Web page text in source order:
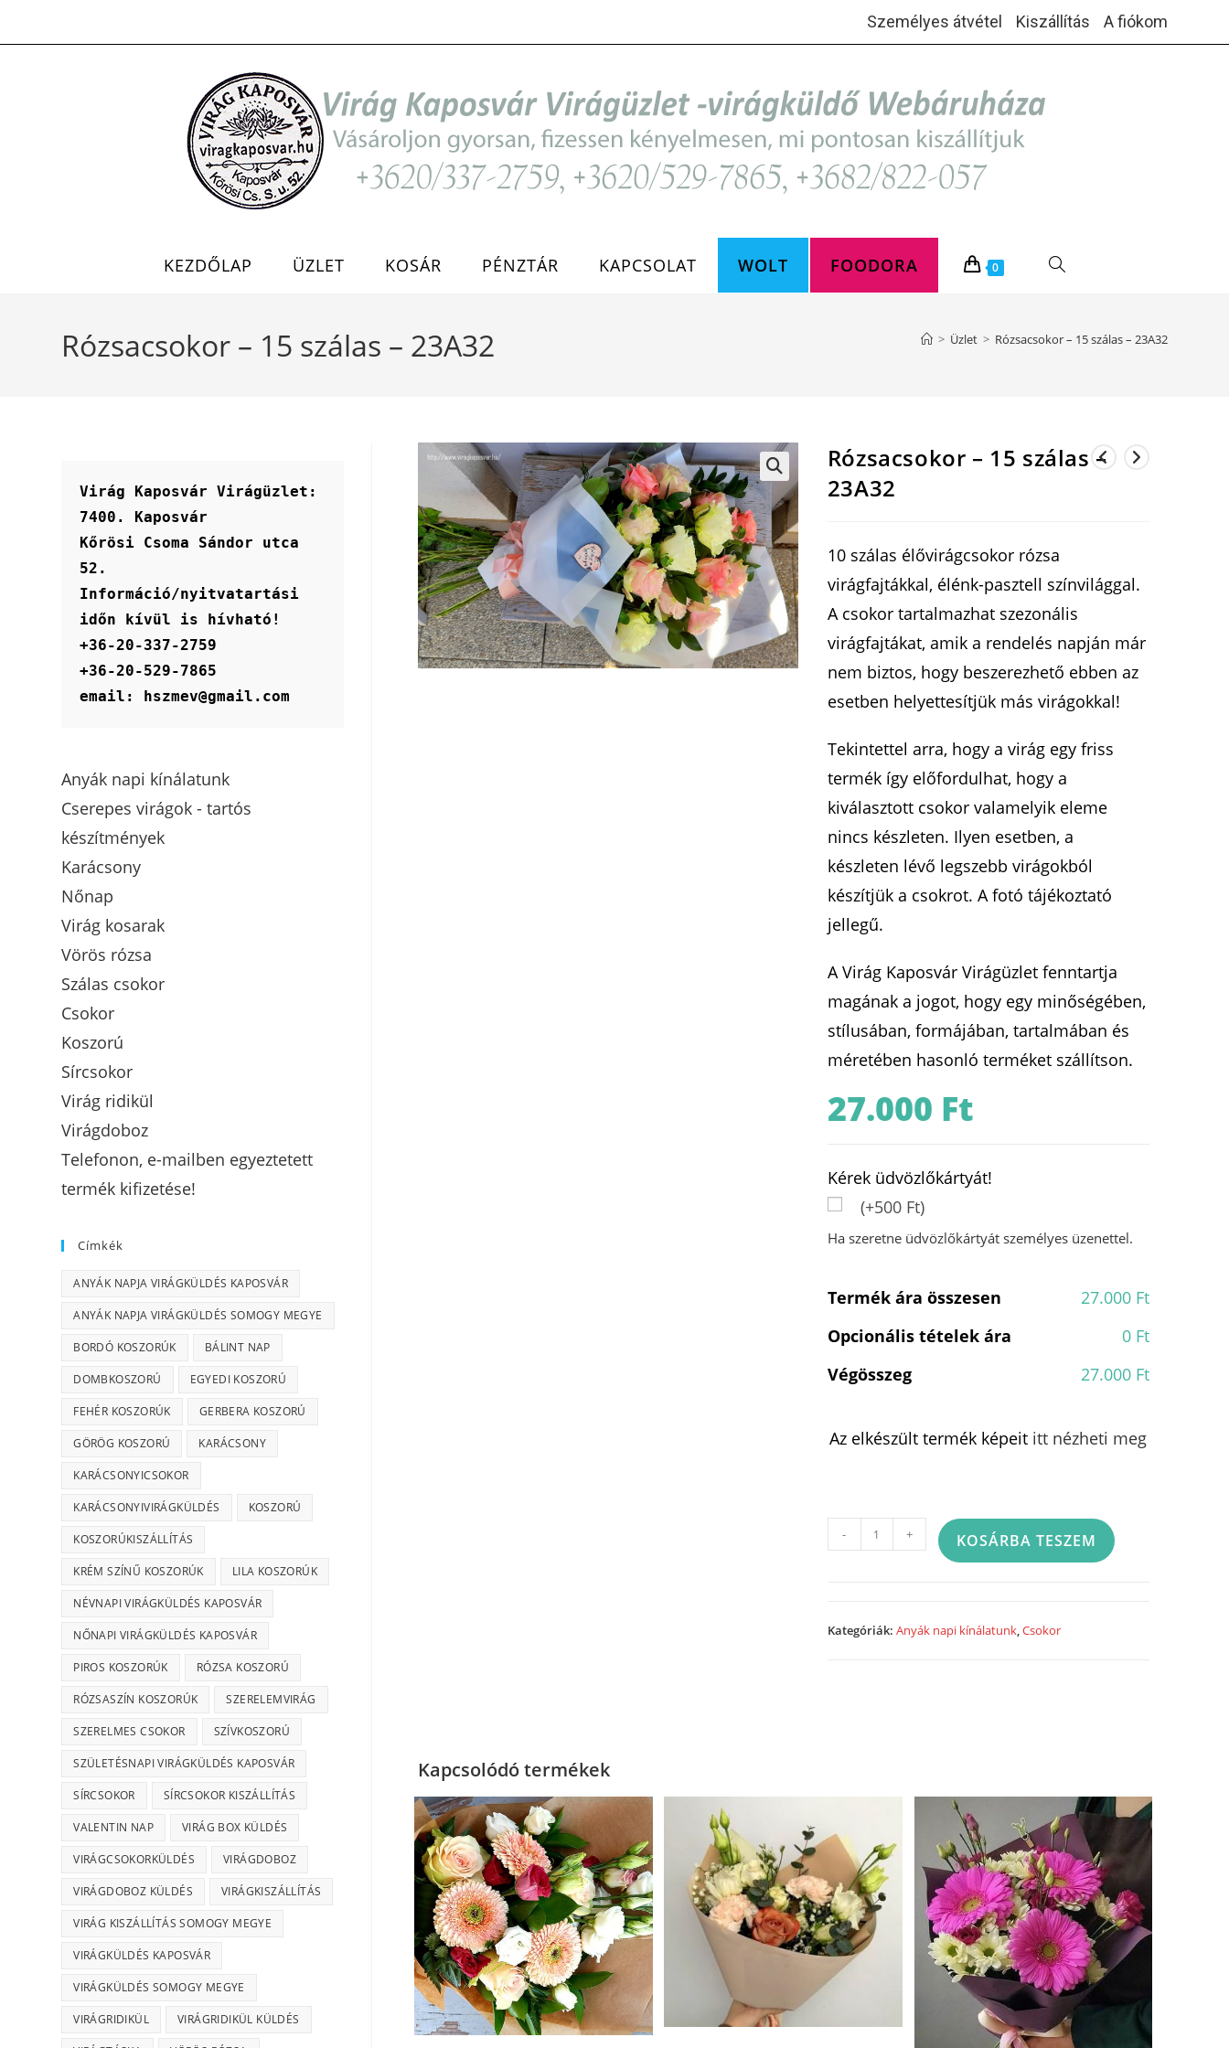
Személyes átvétel Kiszállítás A fiókom
KEZDŐLAP ÜZLET KOSÁR PÉNZTÁR KAPCSOLAT WOLT FOODORA 0 TOGGLE
Rózsacsokor – 15 szálas – 23A32 > Üzlet > Rózsacsokor – 15 szálas – 23A32
Rózsacsokor – 15 szálas –
23A32
10 szálas élővirágcsokor rózsa
virágfajtákkal, élénk-pasztell színvilággal.
A csokor tartalmazhat szezonális
virágfajtákat, amik a rendelés napján már
nem biztos, hogy beszerezhető ebben az
esetben helyettesítjük más virágokkal!
Tekintettel arra, hogy a virág egy friss
termék így előfordulhat, hogy a
kiválasztott csokor valamelyik eleme
nincs készleten. Ilyen esetben, a
készleten lévő legszebb virágokból
készítjük a csokrot. A fotó tájékoztató
jellegű.
A Virág Kaposvár Virágüzlet fenntartja
magának a jogot, hogy egy minőségében,
stílusában, formájában, tartalmában és
méretében hasonló terméket szállítson.
27.000 Ft
Kérek üdvözlőkártyát!
(+500 Ft)
Ha szeretne üdvözlőkártyát személyes üzenettel.
Termék ára összesen
27.000 Ft
Opcionális tételek ára
0 Ft
Végösszeg
27.000 Ft
Az elkészült termék képeit itt nézheti meg
Rózsacsokor
-
23A32
- + KOSÁRBA TESZEM
Kategóriák: Anyák napi kínálatunk,Csokor
Kapcsolódó termékek
Virág Kaposvár Virágüzlet:
7400. Kaposvár
Kőrösi Csoma Sándor utca
52.
Információ/nyitvatartási
időn kívül is hívható!
+36-20-337-2759
+36-20-529-7865
email: hszmev@gmail.com
Anyák napi kínálatunk
Cserepes virágok - tartós
készítmények
Karácsony
Nőnap
Virág kosarak
Vörös rózsa
Szálas csokor
Csokor
Koszorú
Sírcsokor
Virág ridikül
Virágdoboz
Telefonon, e-mailben egyeztetett
termék kifizetése!
Címkék
ANYÁK NAPJA VIRÁGKÜLDÉS KAPOSVÁR
ANYÁK NAPJA VIRÁGKÜLDÉS SOMOGY MEGYE
BORDÓ KOSZORÚK BÁLINT NAP
DOMBKOSZORÚ EGYEDI KOSZORÚ
FEHÉR KOSZORÚK GERBERA KOSZORÚ
GÖRÖG KOSZORÚ KARÁCSONY
KARÁCSONYICSOKOR
KARÁCSONYIVIRÁGKÜLDÉS KOSZORÚ
KOSZORÚKISZÁLLÍTÁS
KRÉM SZÍNŰ KOSZORÚK LILA KOSZORÚK
NÉVNAPI VIRÁGKÜLDÉS KAPOSVÁR
NŐNAPI VIRÁGKÜLDÉS KAPOSVÁR
PIROS KOSZORÚK RÓZSA KOSZORÚ
RÓZSASZÍN KOSZORÚK SZERELEMVIRÁG
SZERELMES CSOKOR SZÍVKOSZORÚ
SZÜLETÉSNAPI VIRÁGKÜLDÉS KAPOSVÁR
SÍRCSOKOR SÍRCSOKOR KISZÁLLÍTÁS
VALENTIN NAP VIRÁG BOX KÜLDÉS
VIRÁGCSOKORKÜLDÉS VIRÁGDOBOZ
VIRÁGDOBOZ KÜLDÉS VIRÁGKISZÁLLÍTÁS
VIRÁG KISZÁLLÍTÁS SOMOGY MEGYE
VIRÁGKÜLDÉS KAPOSVÁR
VIRÁGKÜLDÉS SOMOGY MEGYE
VIRÁGRIDIKÜL VIRÁGRIDIKÜL KÜLDÉS